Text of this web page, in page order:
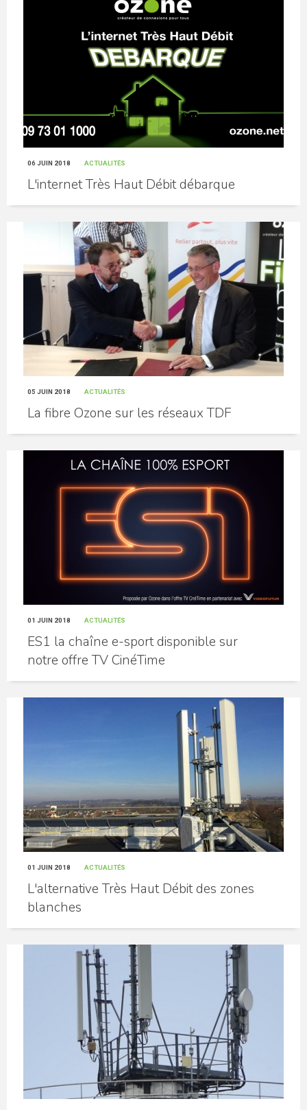
06 JUIN 2018 ACTUALITÉS
L'internet Très Haut Débit débarque
05 JUIN 2018 ACTUALITÉS
La fibre Ozone sur les réseaux TDF
01 JUIN 2018 ACTUALITÉS
ES1 la chaîne e-sport disponible sur
notre offre TV CinéTime
01 JUIN 2018 ACTUALITÉS
L'alternative Très Haut Débit des zones
blanches